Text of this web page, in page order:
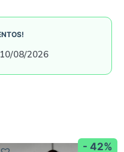
08/2026
- 42%